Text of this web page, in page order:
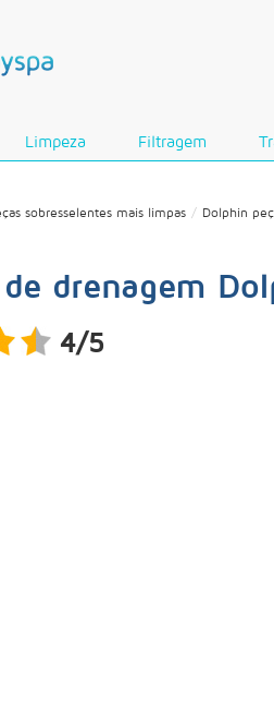
Limpeza Filtragem
sobresselentes mais limpas Dolphin
drenagem
4/5